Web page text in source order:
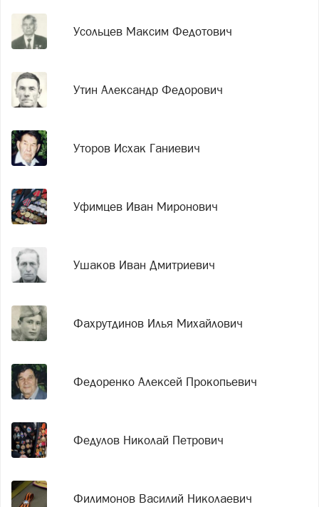
Усольцев Максим Федотович
Утин Александр Федорович
Уторов Исхак Ганиевич
Уфимцев Иван Миронович
Ушаков Иван Дмитриевич
Фахрутдинов Илья Михайлович
Федоренко Алексей Прокопьевич
Федулов Николай Петрович
Филимонов Василий Николаевич